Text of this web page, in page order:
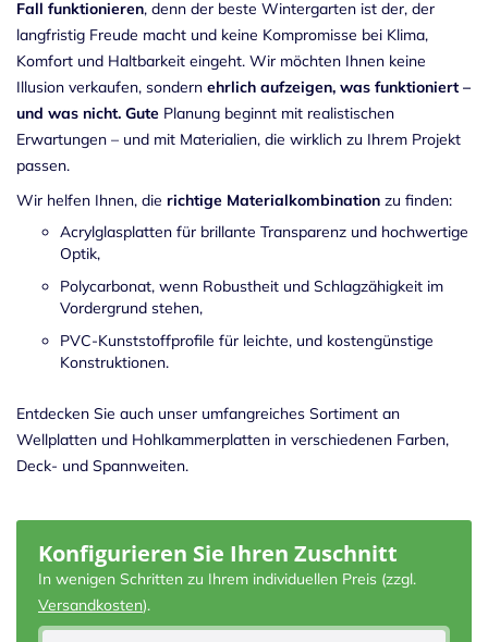
Fall funktionieren, denn der beste Wintergarten ist der, der
langfristig Freude macht und keine Kompromisse bei Klima,
Komfort und Haltbarkeit eingeht. Wir möchten Ihnen keine
Illusion verkaufen, sondern ehrlich aufzeigen, was funktioniert –
und was nicht. Gute Planung beginnt mit realistischen
Erwartungen – und mit Materialien, die wirklich zu Ihrem Projekt
passen.
Wir helfen Ihnen, die richtige Materialkombination zu finden:
Acrylglasplatten für brillante Transparenz und hochwertige
Optik,
Polycarbonat, wenn Robustheit und Schlagzähigkeit im
Vordergrund stehen,
PVC-Kunststoffprofile für leichte, und kostengünstige
Konstruktionen.
Entdecken Sie auch unser umfangreiches Sortiment an
Wellplatten und Hohlkammerplatten in verschiedenen Farben,
Deck- und Spannweiten.
Konfigurieren Sie Ihren Zuschnitt
In wenigen Schritten zu Ihrem individuellen Preis (zzgl.
Versandkosten).